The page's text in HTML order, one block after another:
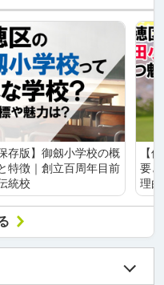
保存版】御劔小学校の概
特徴｜創立百周年目前
統校
【
要
理